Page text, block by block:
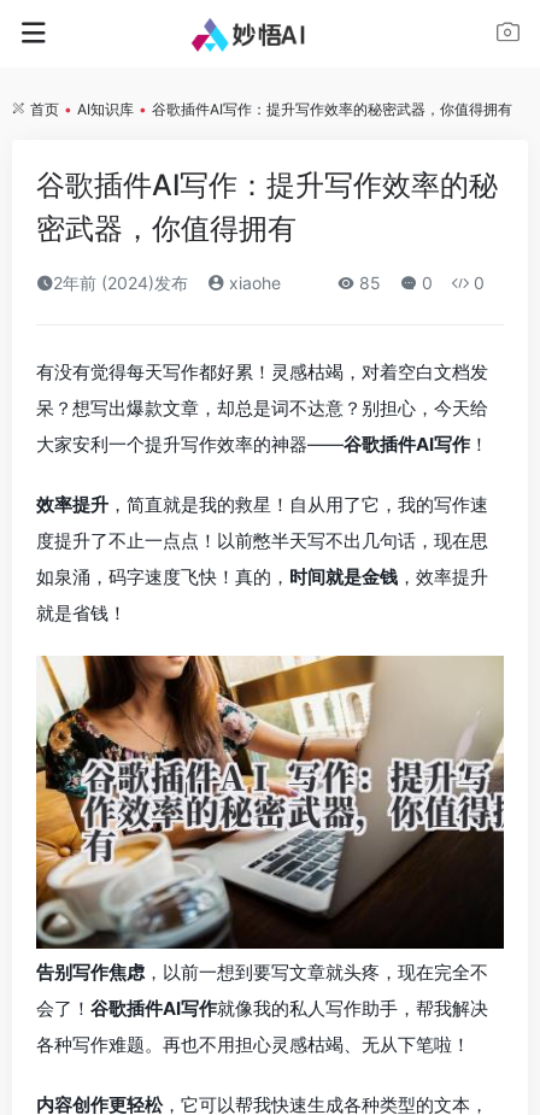
首页 • AI知识库 • 谷歌插件AI写作：提升写作效率的秘密武器，你值得拥有
谷歌插件AI写作：提升写作效率的秘
密武器，你值得拥有
2年前 (2024)发布 xiaohe 85 0 0
有没有觉得每天写作都好累！灵感枯竭，对着空白文档发
呆？想写出爆款文章，却总是词不达意？别担心，今天给
大家安利一个提升写作效率的神器——谷歌插件AI写作 ！
效率提升 ，简直就是我的救星！自从用了它，我的写作速
度提升了不止一点点！以前憋半天写不出几句话，现在思
如泉涌，码字速度飞快！真的， 时间就是金钱 ，效率提升
就是省钱！
告别写作焦虑 ，以前一想到要写文章就头疼，现在完全不
会了！ 谷歌插件AI写作就像我的私人写作助手，帮我解决
各种写作难题。再也不用担心灵感枯竭、无从下笔啦！
内容创作更轻松，它可以帮我快速生成各种类型的文本，